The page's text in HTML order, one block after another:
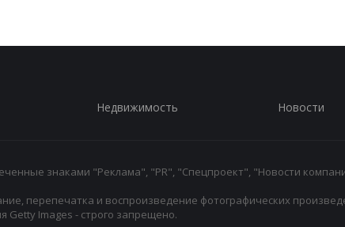
Недвижимость Новости
знаками "Реклама", "PR", "Спецпроект", "Новости
перепечатка и воспроизведение фотографических
Getty Images - строго запрещено.